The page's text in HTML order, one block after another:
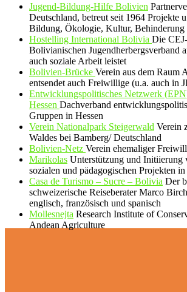
Jugend-Bildung-Hilfe Bolivien
Deutschland, betreut seit 1964 Projekte
Bildung, Ökologie, Kultur, Behinderung
Hostelling International Bolivia Die
Bolivianischen Jugendherbergsverband
auch soziale Arbeit leistet
Bolivien-Brücke Verein aus dem Raum
entsendet auch Freiwillige (u.a. auch in
Entwicklungspolitisches Netzwerk
Hessen Dachverband
Gruppen in Hessen
Verein Nationalpark Steigerwald Verein
Waldes bei Bamberg/ Deutschland
Bolivien-Netz Verein ehemaliger
Marikolas Unterstützung und Initiierung
sozialen und pädagogischen Projekten
Casa de Turismo – Sucre – Bolivia Der
schweizerische Reiseberater Marco
englisch, französisch und spanisch
Mollesnejta Research Institute of
Andean Agriculture